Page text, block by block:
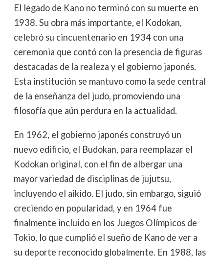
El legado de Kano no terminó con su muerte en
1938. Su obra más importante, el Kodokan,
celebró su cincuentenario en 1934 con una
ceremonia que contó con la presencia de figuras
destacadas de la realeza y el gobierno japonés.
Esta institución se mantuvo como la sede central
de la enseñanza del judo, promoviendo una
filosofía que aún perdura en la actualidad.
En 1962, el gobierno japonés construyó un
nuevo edificio, el Budokan, para reemplazar el
Kodokan original, con el fin de albergar una
mayor variedad de disciplinas de jujutsu,
incluyendo el aikido. El judo, sin embargo, siguió
creciendo en popularidad, y en 1964 fue
finalmente incluido en los Juegos Olímpicos de
Tokio, lo que cumplió el sueño de Kano de ver a
su deporte reconocido globalmente. En 1988, las